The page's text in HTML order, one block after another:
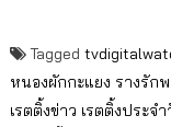
Tagged
หนองผักกะแยง รางรัก
เรตติ้งข่าว เรตติ้งประจ